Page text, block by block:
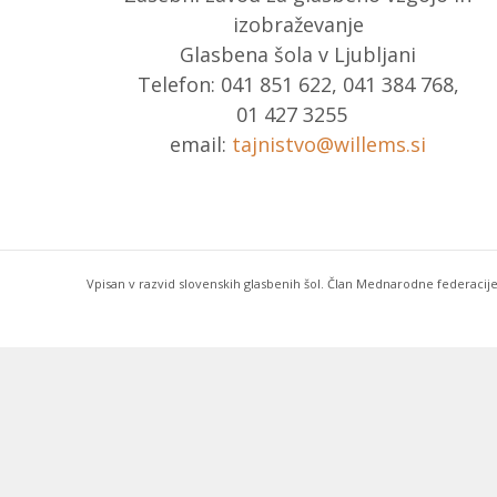
izobraževanje
Glasbena šola v Ljubljani
Telefon: 041 851 622, 041 384 768,
01 427 3255
email: tajnistvo@willems.si
Vpisan v razvid slovenskih glasbenih šol. Član Mednarodne